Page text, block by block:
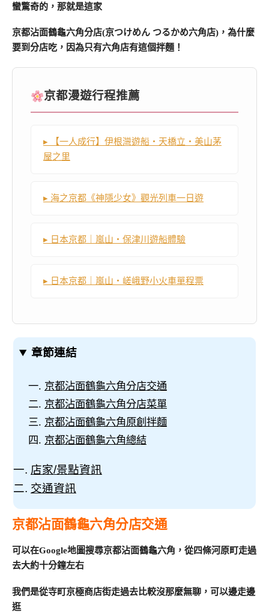
蠻驚奇的，那就是這家
京都沾面鶴龜六角分店(京つけめん つるかめ六角店)，為什麼
要到分店吃，因為只有六角店有這個拌麵！
京都漫遊行程推薦
▸ 【一人成行】伊根灣遊船・天橋立・美山茅
屋之里
▸ 海之京都《神隱少女》觀光列車一日遊
▸ 日本京都｜嵐山・保津川遊船體驗
▸ 日本京都｜嵐山・嵯峨野小火車單程票
章節連結
京都沾面鶴龜六角分店交通
京都沾面鶴龜六角分店菜單
京都沾面鶴龜六角原創拌麵
京都沾面鶴龜六角總結
店家/景點資訊
交通資訊
京都沾面鶴龜六角分店交通
可以在Google地圖搜尋京都沾面鶴龜六角，從四條河原町走過
去大約十分鐘左右
我們是從寺町京極商店街走過去比較沒那麼無聊，可以邊走邊
逛